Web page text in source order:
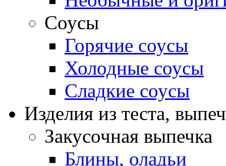
Соусы
Горячие соусы
Холодные соусы
Сладкие соусы
Изделия из теста,
Закусочная выпечка
Блины, оладьи